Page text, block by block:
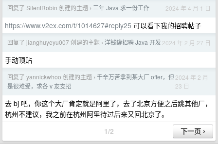
回复了 SilentRobin 创建的主题 › 三年 Java 求一份工作 2024 年 4 月 1 日
https://www.v2ex.com/t/1014627#reply25 可以看下我的招聘帖子
回复了 jianghuyeyu007 创建的主题 › 洋钱罐招聘 Java 开发 2024 年 2 月 27 日
手动顶贴
回复了 yannickwhoo 创建的主题 › 千辛万苦拿到某大厂 offer，但
是很难受，求各 v 友支招
2024 年 2 月
23 日
去 bj 吧，你这个大厂肯定就是阿里了，去了北京方便之后跳其他厂，
杭州不建议，我之前在杭州阿里待过后来又回北京了。
1/2